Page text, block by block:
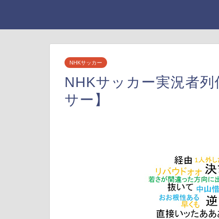
NHKサッカー
NHKサッカー実況者
サー】